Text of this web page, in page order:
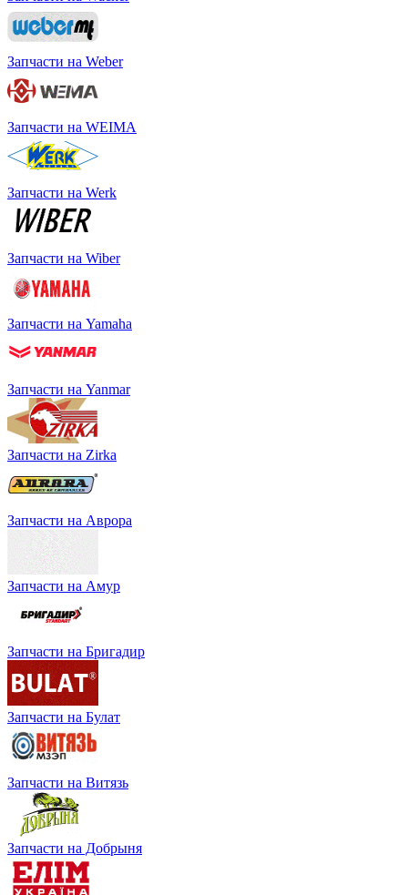
Запчасти на Weber
Запчасти на WEIMA
Запчасти на Werk
Запчасти на Wiber
Запчасти на Yamaha
Запчасти на Yanmar
Запчасти на Zirka
Запчасти на Аврора
Запчасти на Амур
Запчасти на Бригадир
Запчасти на Булат
Запчасти на Витязь
Запчасти на Добрыня